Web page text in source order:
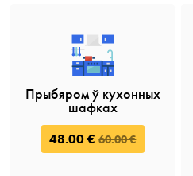
Прыбяром ў кухонных
шафках
48.00 € 60.00 €